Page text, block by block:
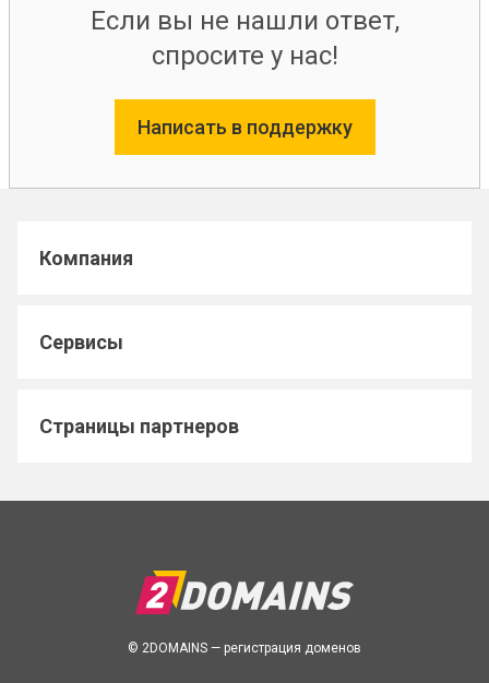
Если вы не нашли ответ,
спросите у нас!
Написать в поддержку
Компания
Сервисы
Страницы партнеров
© 2DOMAINS — регистрация доменов